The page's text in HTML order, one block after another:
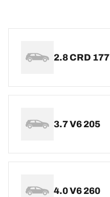
2.8 CRD 177
3.7 V6 205
4.0 V6 260